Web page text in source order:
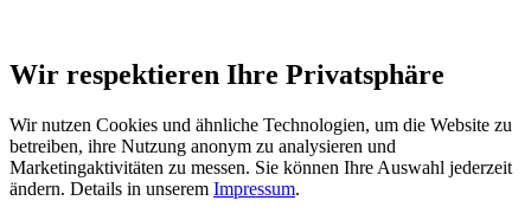
Wir respektieren Ihre Privatsphäre
Wir nutzen Cookies und ähnliche Technologien, um die Website zu
betreiben, ihre Nutzung anonym zu analysieren und
Marketingaktivitäten zu messen. Sie können Ihre Auswahl jederzeit
ändern. Details in unserem Impressum.